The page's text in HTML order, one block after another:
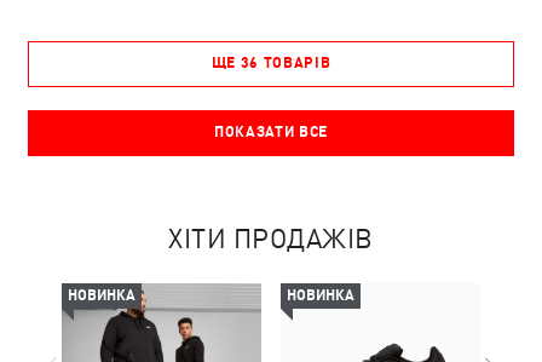
ЩЕ 36 ТОВАРІВ
ПОКАЗАТИ ВСЕ
ХІТИ ПРОДАЖІВ
НОВИНКА НОВИНКА